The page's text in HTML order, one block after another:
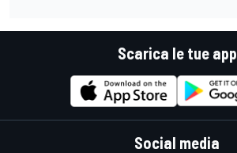
Scarica le tue app
Social media